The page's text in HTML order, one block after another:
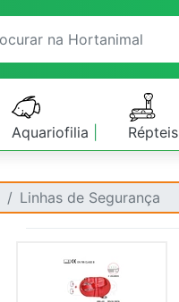
Aquariofilia Répteis
Linhas de Segurança